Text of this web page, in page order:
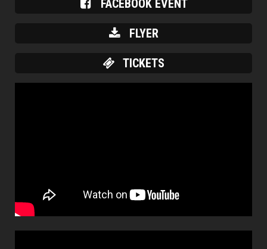
FACEBOOK EVENT
FLYER
TICKETS